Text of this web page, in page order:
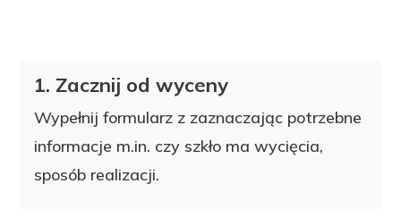
1. Zacznij od wyceny
Wypełnij formularz z zaznaczając potrzebne
informacje m.in. czy szkło ma wycięcia,
sposób realizacji.